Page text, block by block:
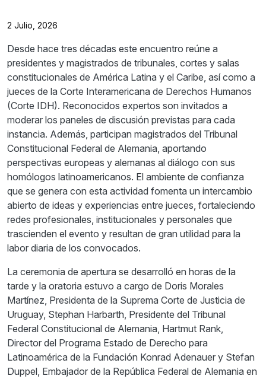
2 Julio, 2026
Desde hace tres décadas este encuentro reúne a
presidentes y magistrados de tribunales, cortes y salas
constitucionales de América Latina y el Caribe, así como a
jueces de la Corte Interamericana de Derechos Humanos
(Corte IDH). Reconocidos expertos son invitados a
moderar los paneles de discusión previstas para cada
instancia. Además, participan magistrados del Tribunal
Constitucional Federal de Alemania, aportando
perspectivas europeas y alemanas al diálogo con sus
homólogos latinoamericanos. El ambiente de confianza
que se genera con esta actividad fomenta un intercambio
abierto de ideas y experiencias entre jueces, fortaleciendo
redes profesionales, institucionales y personales que
trascienden el evento y resultan de gran utilidad para la
labor diaria de los convocados.
La ceremonia de apertura se desarrolló en horas de la
tarde y la oratoria estuvo a cargo de Doris Morales
Martínez, Presidenta de la Suprema Corte de Justicia de
Uruguay, Stephan Harbarth, Presidente del Tribunal
Federal Constitucional de Alemania, Hartmut Rank,
Director del Programa Estado de Derecho para
Latinoamérica de la Fundación Konrad Adenauer y Stefan
Duppel, Embajador de la República Federal de Alemania en